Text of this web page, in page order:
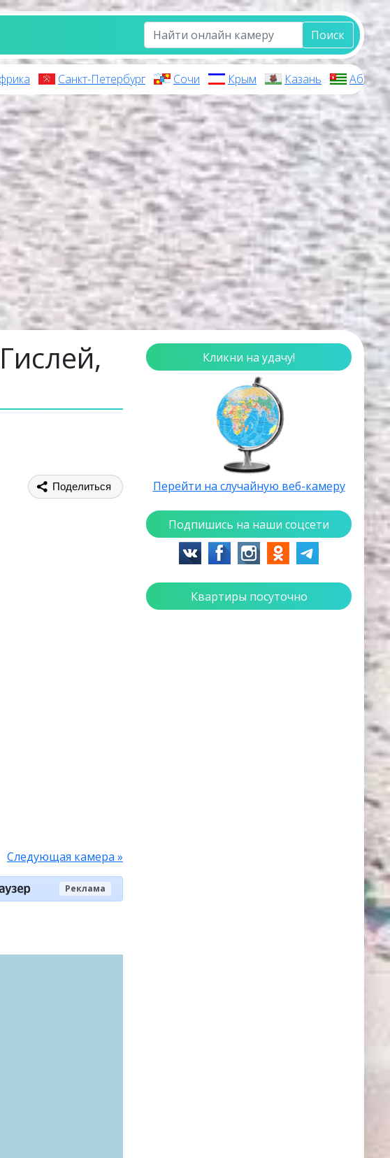
Поиск
Санкт-Петербург Сочи Крым Казань
Поделиться
Следующая камера »
Реклама
Кликни на удачу!
Перейти на случайную веб-камеру
Подпишись на наши соцсети
Квартиры посуточно